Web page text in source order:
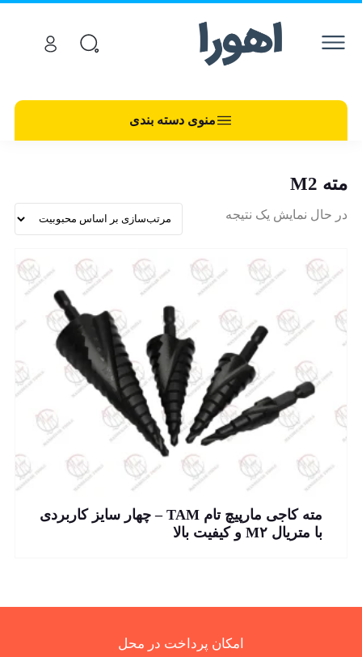
منوی دسته بندی
مته M2
در حال نمایش یک نتیجه
مته کاجی مارپیچ تام TAM – چهار سایز کاربردی
با متریال M۲ و کیفیت بالا
امکان پرداخت در محل